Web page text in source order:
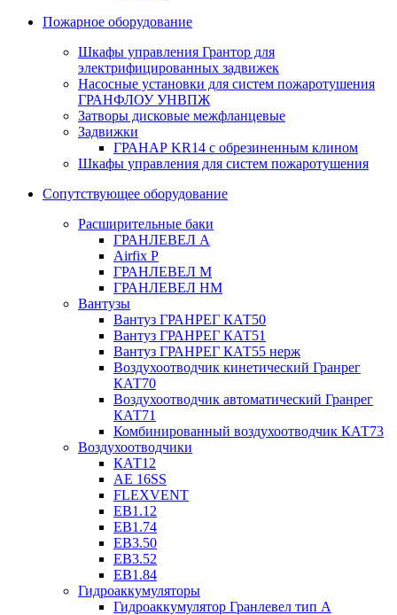
Пожарное оборудование
Шкафы управления Грантор для
электрифицированных задвижек
Насосные установки для систем пожаротушения
ГРАНФЛОУ УНВПЖ
Затворы дисковые межфланцевые
Задвижки
ГРАНАР KR14 с обрезиненным клином
Шкафы управления для систем пожаротушения
Сопутствующее оборудование
Расширительные баки
ГРАНЛЕВЕЛ А
Airfix P
ГРАНЛЕВЕЛ М
ГРАНЛЕВЕЛ НМ
Вантузы
Вантуз ГРАНРЕГ КАТ50
Вантуз ГРАНРЕГ КАТ51
Вантуз ГРАНРЕГ КАТ55 нерж
Воздухоотводчик кинетический Гранрег
КАТ70
Воздухоотводчик автоматический Гранрег
КАТ71
Комбинированный воздухоотводчик КАТ73
Воздухоотводчики
КАТ12
AE 16SS
FLEXVENT
EB1.12
EB1.74
EB3.50
EB3.52
EB1.84
Гидроаккумуляторы
Гидроаккумулятор Гранлевел тип А